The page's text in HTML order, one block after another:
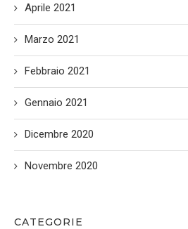
Aprile 2021
Marzo 2021
Febbraio 2021
Gennaio 2021
Dicembre 2020
Novembre 2020
CATEGORIE